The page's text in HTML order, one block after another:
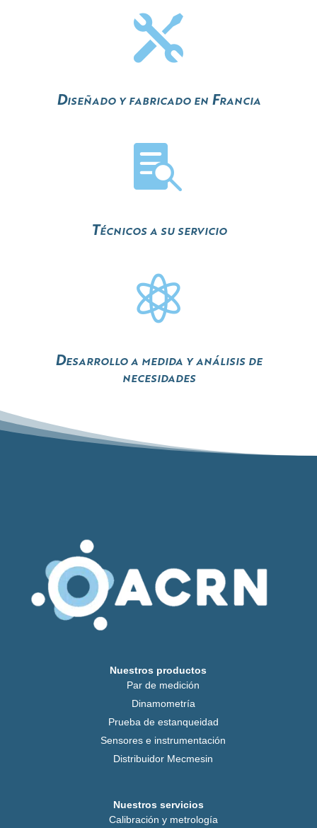

Diseñado y fabricado en Francia

Técnicos a su servicio

Desarrollo a medida y análisis de
necesidades
Nuestros productos
Par de medición
Dinamometría
Prueba de estanqueidad
Sensores e instrumentación
Distribuidor Mecmesin
Nuestros servicios
Calibración y metrología